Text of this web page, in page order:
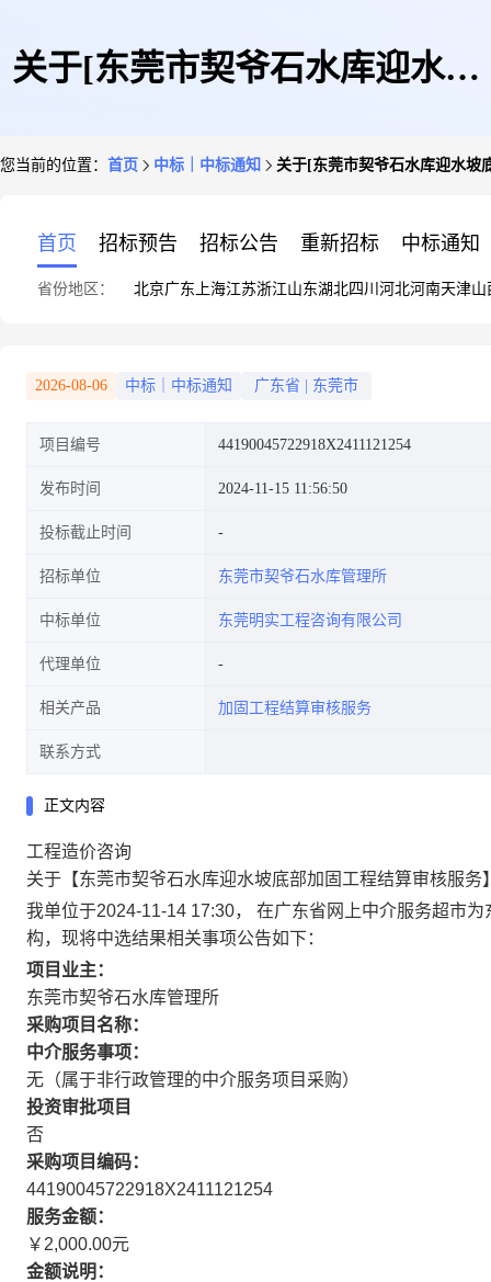
关于[东莞市契爷石水库迎水坡
您当前的位置： 首页 中标｜中标通知 关于[东莞市契爷石水库迎水坡
首页 招标预告 招标公告 重新招标 中标通知
省份地区： 北京广东 上海江苏浙江山东湖北四川 河北河南天津山
2026-08-06 中标｜中标通知 广东省 东莞市
项目编号 44190045722918X2411121254
发布时间 2024-11-15 11:56:50
投标截止时间
招标单位 东莞市契爷石水库管理所
中标单位 东莞明实工程咨询有限公司
代理单位
相关产品 加固工程结算审核服务
联系方式
正文内容
工程造价咨询
关于【东莞市契爷石水库迎水坡底部加固工程结算审核服务
我单位于2024-11-14 17:30， 在广东省网上中介服务超市
构，现将中选结果相关事项公告如下：
项目业主：
东莞市契爷石水库管理所
采购项目名称：
中介服务事项：
无（属于非行政管理的中介服务项目采购）
投资审批项目
否
采购项目编码：
44190045722918X2411121254
服务金额：
￥2,000.00元
金额说明：